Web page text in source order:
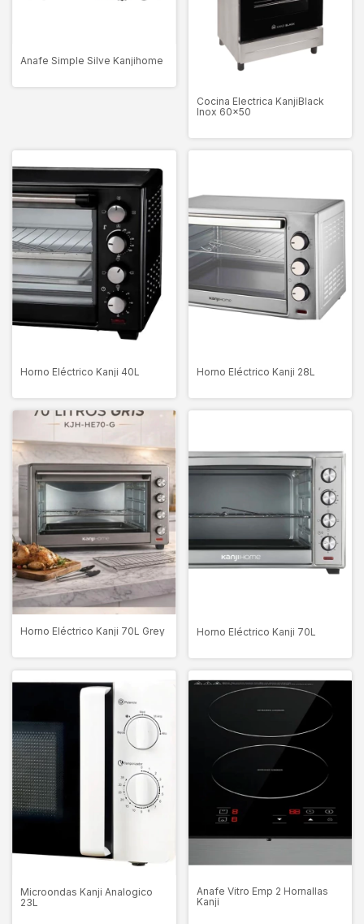
Anafe Simple Silve Kanjihome
Cocina Electrica KanjiBlack
Inox 60x50
Horno Eléctrico Kanji 40L Horno Eléctrico Kanji 28L
Horno Eléctrico Kanji 70L Grey Horno Eléctrico Kanji 70L
Microondas Kanji Analogico
23L
Anafe Vitro Emp 2 Hornallas
Kanji